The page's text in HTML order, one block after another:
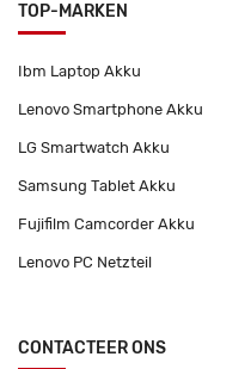
TOP-MARKEN
Ibm Laptop Akku
Lenovo Smartphone Akku
LG Smartwatch Akku
Samsung Tablet Akku
Fujifilm Camcorder Akku
Lenovo PC Netzteil
CONTACTEER ONS